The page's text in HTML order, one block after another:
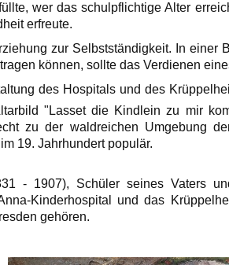
wer das schulpflichtige Alter
erfreute.
zur Selbstständigkeit. In einer
können, sollte das Verdienen
des Hospitals und des
"Lasset die Kindlein zu mir
zu der waldreichen Umgebung
19. Jahrhundert populär.
- 1907), Schüler seines Vaters
Kinderhospital und das
gehören.